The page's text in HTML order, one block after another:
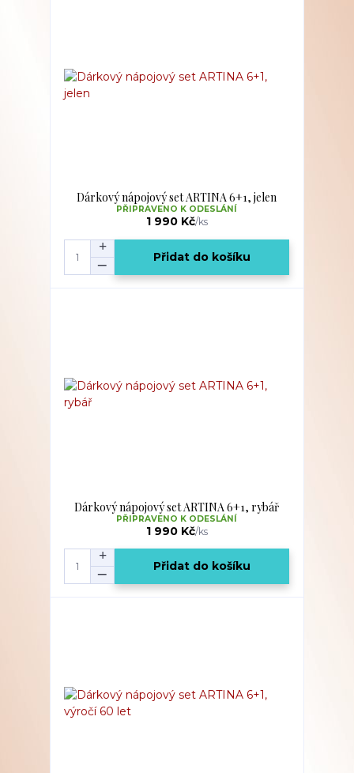
Dárkový nápojový set ARTINA 6+1, jelen
1 990 Kč/ks
PŘIPRAVENO K ODESLÁNÍ
Přidat do košíku
Dárkový nápojový set ARTINA 6+1, rybář
1 990 Kč/ks
PŘIPRAVENO K ODESLÁNÍ
Přidat do košíku